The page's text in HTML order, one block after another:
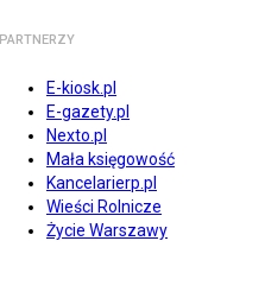
PARTNERZY
E-kiosk.pl
E-gazety.pl
Nexto.pl
Mała księgowość
Kancelarierp.pl
Wieści Rolnicze
Życie Warszawy